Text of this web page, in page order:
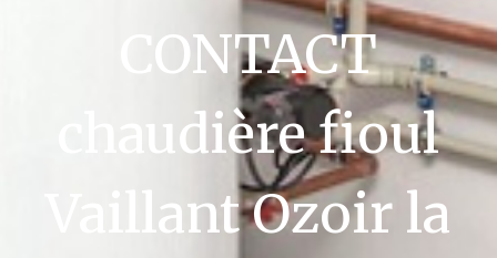
CONTACT
chaudière fioul
Vaillant Ozoir la